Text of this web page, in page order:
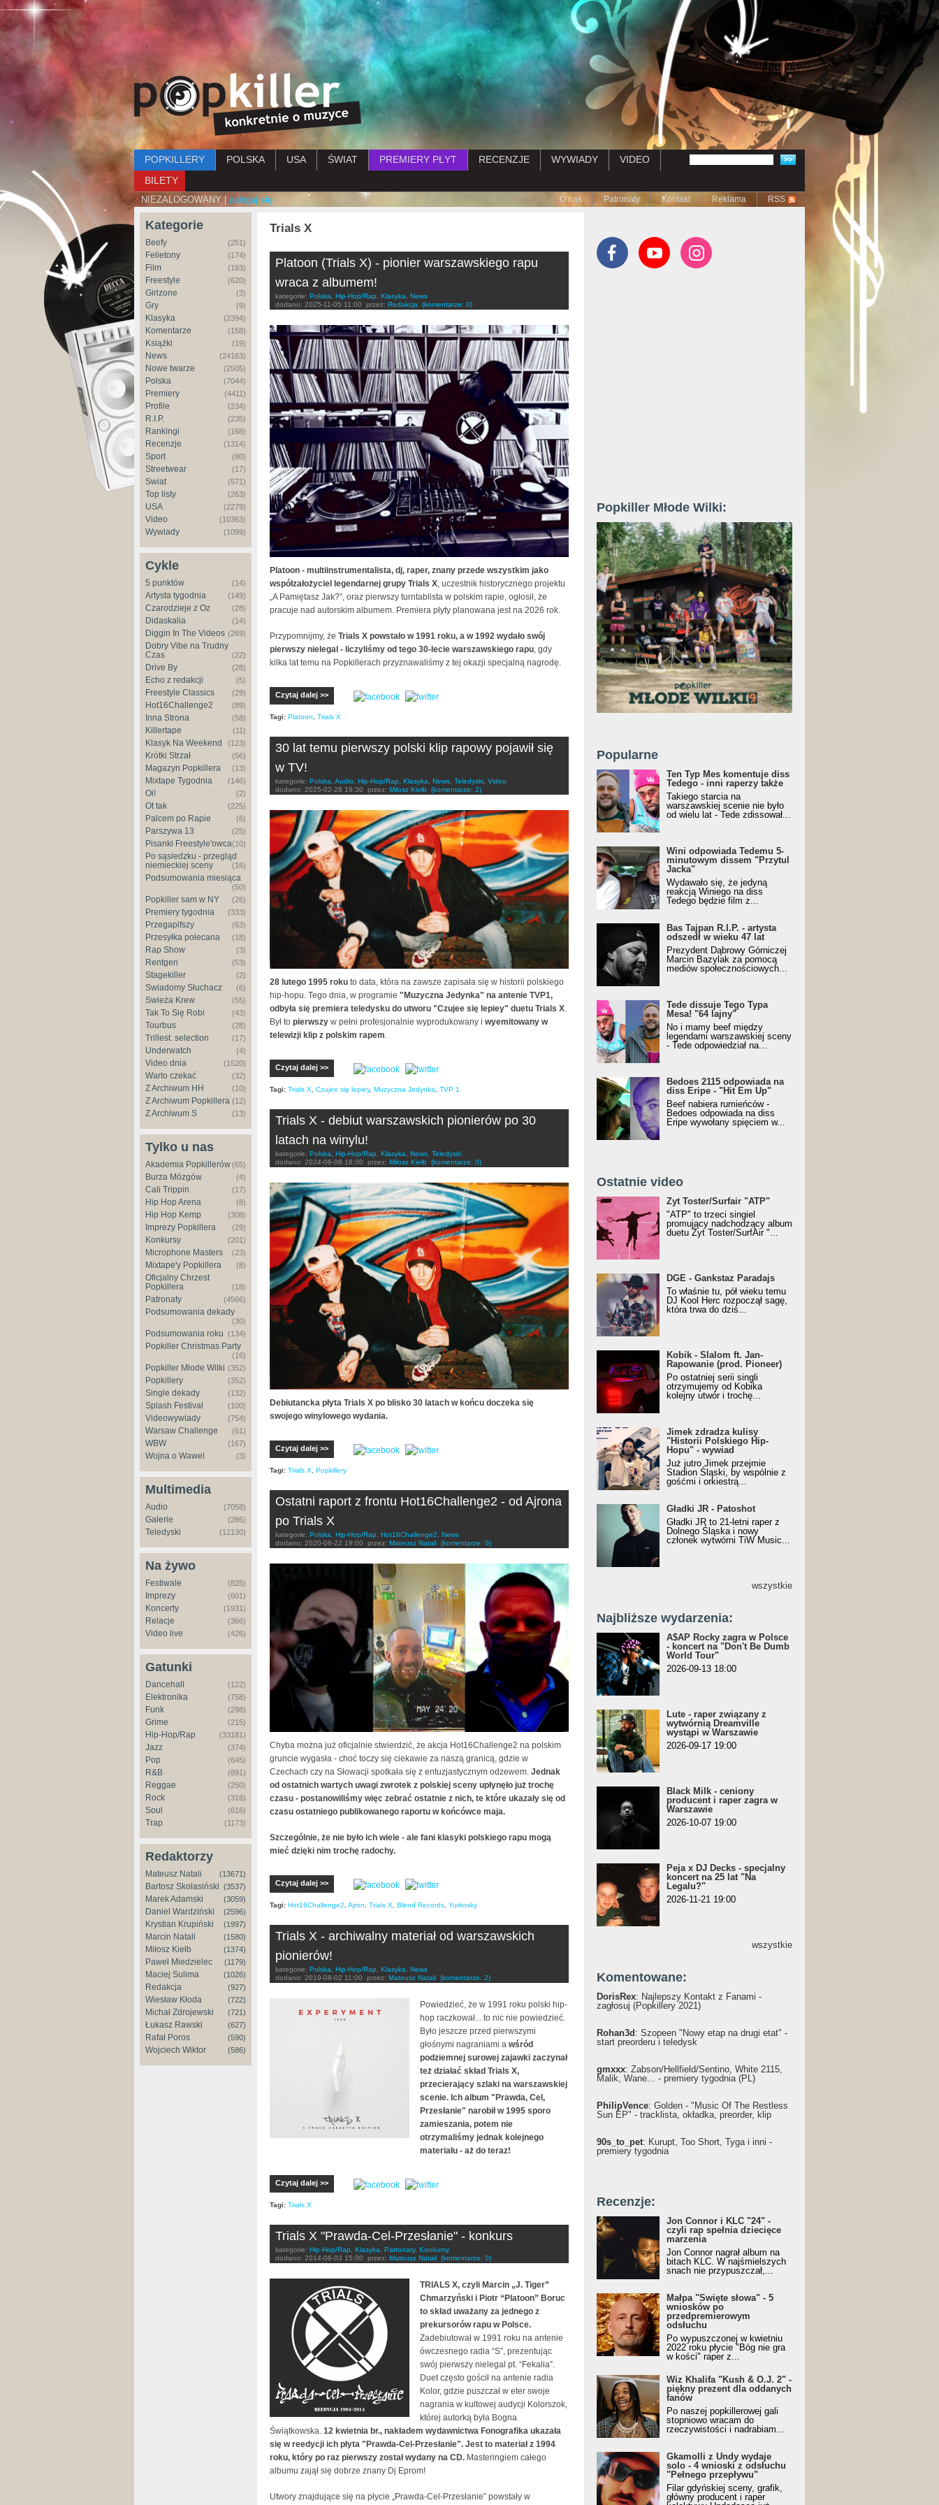
Przejdź do treści
Menu główne
POPKILLERY POLSKA USA ŚWIAT PREMIERY PŁYT RECENZJE WYWIADY
VIDEO
BILETY
NIEZALOGOWANY | zaloguj się Submenu
O nas Patronaty Kontakt Reklama RSS
Kategorie
Beefy (251)
Felietony (174)
Film (193)
Freestyle (620)
Girlzone (3)
Gry (9)
Klasyka (2394)
Komentarze (158)
Książki (19)
News (24163)
Nowe twarze (2505)
Polska (7044)
Premiery (4411)
Profile (234)
R.I.P. (235)
Rankingi (168)
Recenzje (1314)
Sport (80)
Streetwear (17)
Świat (571)
Top listy (263)
USA (2279)
Video (10363)
Wywiady (1099)
Cykle
5 punktów (14)
Artysta tygodnia (149)
Czarodzieje z Oz (28)
Didaskalia (14)
Diggin In The Videos (269)
Dobry Vibe na Trudny
Czas
(22)
Drive By (28)
Echo z redakcji (5)
Freestyle Classics (29)
Hot16Challenge2 (89)
Inna Strona (58)
Killertape (11)
Klasyk Na Weekend (123)
Krótki Strzał (56)
Magazyn Popkillera (13)
Mixtape Tygodnia (146)
Oi! (2)
Ot tak (225)
Palcem po Rapie (6)
Parszywa 13 (25)
Pisanki Freestyle'owca(10)
Po sąsiedzku - przegląd
niemieckiej sceny
(16)
Podsumowania miesiąca
(50)
Popkiller sam w NY (26)
Premiery tygodnia (333)
Przegapifszy (63)
Przesyłka polecana (18)
Rap Show (3)
Rentgen (53)
Stagekiller (2)
Świadomy Słuchacz (6)
Świeża Krew (55)
Tak To Się Robi (43)
Tourbus (28)
Trillest. selection (17)
Underwatch (4)
Video dnia (1520)
Warto czekać (32)
Z Archiwum HH (10)
Z Archiwum Popkillera (12)
Z Archiwum S (13)
Tylko u nas
Akademia Popkillerów(65)
Burza Mózgów (4)
Cali Trippin (17)
Hip Hop Arena (8)
Hip Hop Kemp (308)
Imprezy Popkillera (29)
Konkursy (201)
Microphone Masters (23)
Mixtape'y Popkillera (8)
Oficjalny Chrzest
Popkillera
(18)
Patronaty (4566)
Podsumowania dekady
(30)
Podsumowania roku (134)
Popkiller Christmas Party
(16)
Popkiller Młode Wilki (352)
Popkillery (352)
Single dekady (132)
Splash Festival (100)
Videowywiady (754)
Warsaw Challenge (61)
WBW (167)
Wojna o Wawel (3)
Multimedia
Audio (7058)
Galerie (286)
Teledyski (12130)
Na żywo
Festiwale (825)
Imprezy (601)
Koncerty (1931)
Relacje (366)
Video live (426)
Gatunki
Dancehall (122)
Elektronika (758)
Funk (298)
Grime (215)
Hip-Hop/Rap (33181)
Jazz (374)
Pop (645)
R&B (891)
Reggae (250)
Rock (316)
Soul (616)
Trap (1173)
Redaktorzy
Mateusz Natali (13671)
Bartosz Skolasiński (3537)
Marek Adamski (3059)
Daniel Wardziński (2596)
Krystian Krupiński (1997)
Marcin Natali (1580)
Miłosz Kiełb (1374)
Paweł Miedzielec (1179)
Maciej Sulima (1026)
Redakcja (927)
Wiesław Kłoda (722)
Michał Zdrojewski (721)
Łukasz Rawski (627)
Rafał Poros (590)
Wojciech Wiktor (586)
Trials X
Platoon (Trials X) - pionier warszawskiego rapu
wraca z albumem!
kategorie: Polska Hip-Hop/Rap Klasyka
News
dodano: 2025-11-05 11:00 przez: Redakcja (komentarze: 0)
Platoon - multiinstrumentalista, dj, raper, znany przede wszystkim jako
współzałożyciel legendarnej grupy Trials X, uczestnik historycznego projektu
„A Pamiętasz Jak?”, oraz pierwszy turntablista w polskim rapie, ogłosił, że
pracuje nad autorskim albumem. Premiera płyty planowana jest na 2026 rok.
Przypomnijmy, że Trials X powstało w 1991 roku, a w 1992 wydało swój
pierwszy nielegal - liczyliśmy od tego 30-lecie warszawskiego rapu, gdy
kilka lat temu na Popkillerach przyznawaliśmy z tej okazji specjalną nagrodę.
Czytaj dalej >>
Tagi: Platoon Trials X
30 lat temu pierwszy polski klip rapowy pojawił się
w TV!
kategorie: Polska Audio Hip-Hop/Rap Klasyka News Teledyski Video
dodano: 2025-02-28 19:30 przez: Miłosz Kiełb (komentarze: 2)
28 lutego 1995 roku to data, która na zawsze zapisała się w historii polskiego
hip-hopu. Tego dnia, w programie "Muzyczna Jedynka" na antenie TVP1,
odbyła się premiera teledysku do utworu "Czujee się lepiey" duetu Trials X.
Był to pierwszy w pełni profesjonalnie wyprodukowany i wyemitowany w
telewizji klip z polskim rapem.
Czytaj dalej >>
Tagi: Trials X Czujee się lepiey, Muzyczna Jedynka TVP 1
Trials X - debiut warszawskich pionierów po 30
latach na winylu!
kategorie: Polska Hip-Hop/Rap Klasyka News Teledyski
dodano: 2024-06-08 18:00 przez: Miłosz Kiełb (komentarze: 0)
Debiutancka płyta Trials X po blisko 30 latach w końcu doczeka się
swojego winylowego wydania.
Czytaj dalej >>
Tagi: Trials X, Popkillery
Ostatni raport z frontu Hot16Challenge2 - od Ajrona
po Trials X
kategorie: Polska, Hip-Hop/Rap, Hot16Challenge2, News
dodano: 2020-06-22 19:00 przez: Mateusz Natali (komentarze: 0)
Chyba można już oficjalnie stwierdzić, że akcja Hot16Challenge2 na polskim
gruncie wygasła - choć toczy się ciekawie za naszą granicą, gdzie w
Czechach czy na Słowacji spotkała się z entuzjastycznym odzewem. Jednak
od ostatnich wartych uwagi zwrotek z polskiej sceny upłynęło już trochę
czasu - postanowiliśmy więc zebrać ostatnie z nich, te które ukazały się od
czasu ostatniego publikowanego raportu w końcówce maja.
Szczególnie, że nie było ich wiele - ale fani klasyki polskiego rapu mogą
mieć dzięki nim trochę radochy.
Czytaj dalej >>
Tagi: Hot16Challenge2 Ajron Trials X Blend Records Yurkosky
Trials X - archiwalny materiał od warszawskich
pionierów!
kategorie: Polska Hip-Hop/Rap Klasyka
News
dodano: 2019-08-02 11:00 przez: Mateusz Natali (komentarze: 2)
Powiedzieć, że w 1991 roku polski hip-
hop raczkował... to nic nie powiedzieć.
Było jeszcze przed pierwszymi
głośnymi nagraniami a wśród
podziemnej surowej zajawki zaczynał
też działać skład Trials X,
przecierający szlaki na warszawskiej
scenie. Ich album "Prawda, Cel,
Przesłanie" narobił w 1995 sporo
zamieszania, potem nie
otrzymaliśmy jednak kolejnego
materiału - aż do teraz!
Czytaj dalej >>
Tagi: Trials X
Trials X "Prawda-Cel-Przesłanie" - konkurs
kategorie: Hip-Hop/Rap Klasyka Patronaty, Konkursy
dodano: 2014-06-03 15:00 przez: Mateusz Natali (komentarze: 0)
TRIALS X, czyli Marcin „J. Tiger”
Chmarzyński i Piotr “Platoon” Boruc
to skład uważany za jednego z
prekursorów rapu w Polsce.
Zadebiutował w 1991 roku na antenie
ówczesnego radia “S”, prezentując
swój pierwszy nielegal pt. “Fekalia”.
Duet często gościł na antenie radia
Kolor, gdzie puszczał w eter swoje
nagrania w kultowej audycji Kolorszok,
której autorką była Bogna
Świątkowska. 12 kwietnia br., nakładem wydawnictwa Fonografika ukazała
się w reedycji ich płyta "Prawda-Cel-Przesłanie". Jest to materiał z 1994
roku, który po raz pierwszy został wydany na CD. Masteringiem całego
albumu zajął się dobrze znany Dj Eprom!
Utwory znajdujące się na płycie „Prawda-Cel-Przesłanie” powstały w
Popkiller Młode Wilki:
Popularne
Ten Typ Mes komentuje diss
Tedego - inni raperzy także
Takiego starcia na
warszawskiej scenie nie było
od wielu lat - Tede zdissował...
Wini odpowiada Tedemu 5-
minutowym dissem "Przytul
Jacka"
Wydawało się, że jedyną
reakcją Winiego na diss
Tedego będzie film z...
Bas Tajpan R.I.P. - artysta
odszedł w wieku 47 lat
Prezydent Dąbrowy Górniczej
Marcin Bazylak za pomocą
mediów społecznościowych...
Tede dissuje Tego Typa
Mesa! "64 lajny"
No i mamy beef między
legendami warszawskiej sceny
- Tede odpowiedział na...
Bedoes 2115 odpowiada na
diss Eripe - "Hit Em Up"
Beef nabiera rumieńców -
Bedoes odpowiada na diss
Eripe wywołany spięciem w...
Ostatnie video
Żyt Toster/SurfAir - ATP VIDEO
Żyt Toster/Surfair "ATP"
"ATP" to trzeci singiel
promujący nadchodzący album
duetu Żyt Toster/SurfAir "...
donGURALesko z nagrodą za
Klasyczny/Trueschoolowy
Album Roku (Popkillery 2023)
DGE - Gankstaz Paradajs
To właśnie tu, pół wieku temu
DJ Kool Herc rozpoczął sagę,
która trwa do dziś...
Kobik - Slalom ft. Jan-
Rapowanie (prod. Pioneer)
[Official Music Visualiser]
Kobik - Slalom ft. Jan-
Rapowanie (prod. Pioneer)
Po ostatniej serii singli
otrzymujemy od Kobika
kolejny utwór i trochę...
Jimek zdradza kulisy "Historii
Polskiego Hip-Hopu" - wywiad
Jimek zdradza kulisy
"Historii Polskiego Hip-
Hopu" - wywiad
Już jutro Jimek przejmie
Stadion Śląski, by wspólnie z
gośćmi i orkiestrą...
Gładki JR - Patoshot
Gładki JR - Patoshot
Gładki JR to 21-letni raper z
Dolnego Śląska i nowy
członek wytwórni TiW Music...
wszystkie
Najbliższe wydarzenia:
A$AP Rocky zagra w Polsce
- koncert na "Don't Be Dumb
World Tour"
2026-09-13 18:00
Lute - raper związany z
wytwórnią Dreamville
wystąpi w Warszawie
2026-09-17 19:00
Black Milk - ceniony
producent i raper zagra w
Warszawie
2026-10-07 19:00
Peja x DJ Decks - specjalny
koncert na 25 lat "Na
Legalu?"
2026-11-21 19:00
wszystkie
Komentowane:
DorisRex: Najlepszy Kontakt z Fanami -
zagłosuj (Popkillery 2021)
Rohan3d : Szopeen "Nowy etap na drugi etat" -
start preorderu i teledysk
gmxxx: Żabson/Hellfield/Sentino, White 2115,
Malik, Wane... - premiery tygodnia (PL)
PhilipVence: Golden - "Music Of The Restless
Sun EP" - tracklista, okładka, preorder, klip
90s_to_pet: Kurupt, Too Short, Tyga i inni -
premiery tygodnia
Recenzje:
Jon Connor i KLC "24" -
czyli rap spełnia dziecięce
marzenia
Jon Connor nagrał album na
bitach KLC. W najśmielszych
snach nie przypuszczał,...
Małpa "Święte słowa" - 5
wniosków po
przedpremierowym
odsłuchu
Po wypuszczonej w kwietniu
2022 roku płycie "Bóg nie gra
w kości" raper z...
Wiz Khalifa "Kush & O.J. 2" -
piękny prezent dla oddanych
fanów
Po naszej popkillerowej gali
stopniowo wracam do
rzeczywistości i nadrabiam...
Gkamolli z Undy wydaje
solo - 4 wnioski z odsłuchu
"Pełnego przepływu"
Filar gdyńskiej sceny, grafik,
główny producent i raper